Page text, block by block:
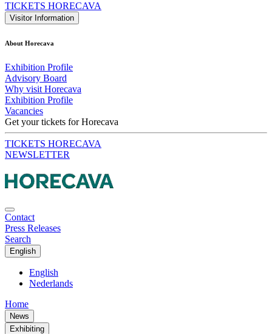
TICKETS HORECAVA
Visitor Information
About Horecava
Exhibition Profile
Advisory Board
Why visit Horecava
Exhibition Profile
Vacancies
Get your tickets for Horecava
TICKETS HORECAVA
NEWSLETTER
Contact
Press Releases
Search
English
English
Nederlands
Home
News
Exhibiting